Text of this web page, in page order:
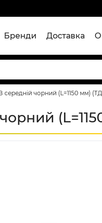
Бренди Доставка
чорний (L=1150 мм)